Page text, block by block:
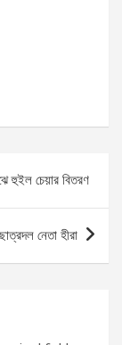
হুইল চেয়ার বিতরণ
নেতা হীরা